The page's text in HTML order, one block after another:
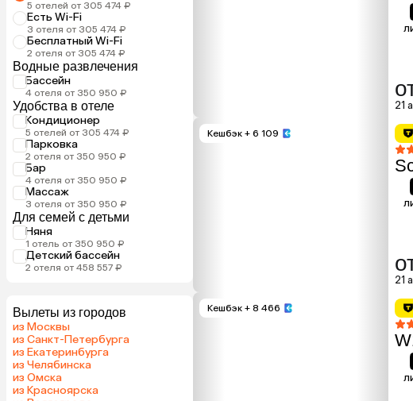
5 отелей от 305 474 ₽
Есть Wi-Fi
3 отеля от 305 474 ₽
Бесплатный Wi-Fi
2 отеля от 305 474 ₽
Водные развлечения
Бассейн
4 отеля от 350 950 ₽
Удобства в отеле
Кондиционер
5 отелей от 305 474 ₽
Парковка
2 отеля от 350 950 ₽
Бар
4 отеля от 350 950 ₽
Массаж
3 отеля от 350 950 ₽
Для семей с детьми
Няня
1 отель от 350 950 ₽
Детский бассейн
2 отеля от 458 557 ₽
Вылеты из городов
из Москвы
из Санкт-Петербурга
из Екатеринбурга
из Челябинска
из Омска
из Красноярска
21
Кешбэк + 6 109
21
Кешбэк + 8 466